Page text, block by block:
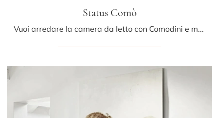
Status Comò
Vuoi arredare la camera da letto con Comodini e mobili con cassetti di Sangiacomo? Ti presentiamo il modello Status Comò in legno per spazi design.